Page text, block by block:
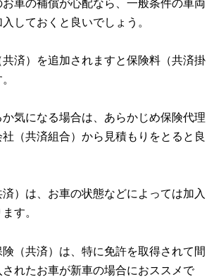
お車の補償が心配なら、一般条件の車両
しておくと良いでしょう。
済）を追加されますと保険料（共済掛
気になる場合は、あらかじめ保険代理
（共済組合）から見積もりをとると良
）は、お車の状態などによっては加入
す。
（共済）は、特に免許を取得されて間
されたお車が新車の場合におススメで